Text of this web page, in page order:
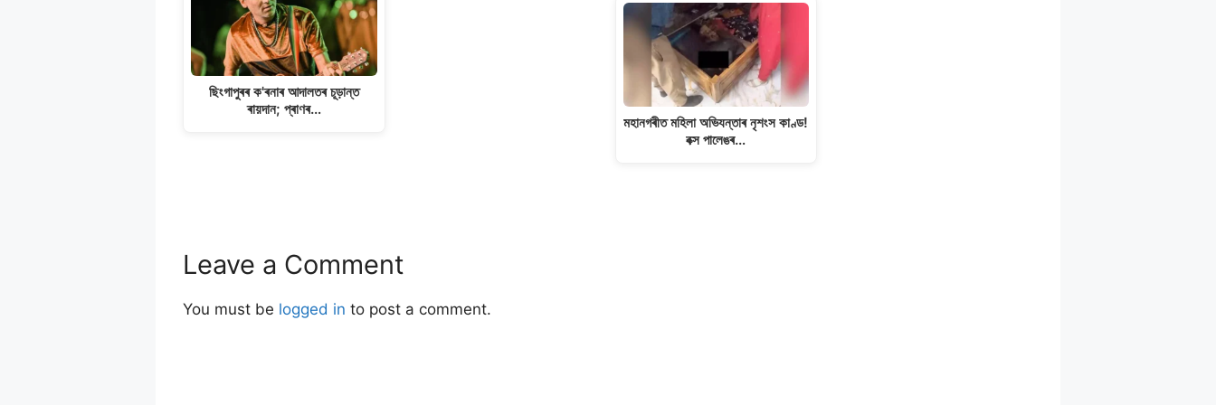
ছিংগাপুৰৰ ক'ৰনাৰ আদালতৰ চূড়ান্ত
ৰায়দান; প্ৰাণৰ…
মহানগৰীত মহিলা অভিযন্তাৰ নৃশংস কাণ্ড!
বক্স পালেঙৰ…
Leave a Comment
You must be logged in to post a comment.